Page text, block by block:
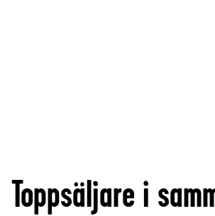
Toppsäljare i